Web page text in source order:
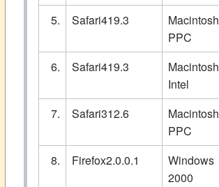
5. Safari419.3
Macintosh
PPC
6. Safari419.3
Macintosh
Intel
7. Safari312.6
Macintosh
PPC
8. Firefox2.0.0.1
Windows
2000